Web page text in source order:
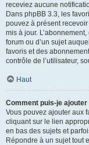
receviez aucune
Dans phpBB 3.3, les
pouvez à présent
mis à jour.
forum ou d’un sujet
favoris et des
contrôle de l’utilisateur,
Haut
Comment puis-je
Vous pouvez ajouter aux
cliquant sur le lien
en bas des sujets et
Répondre à un sujet tout